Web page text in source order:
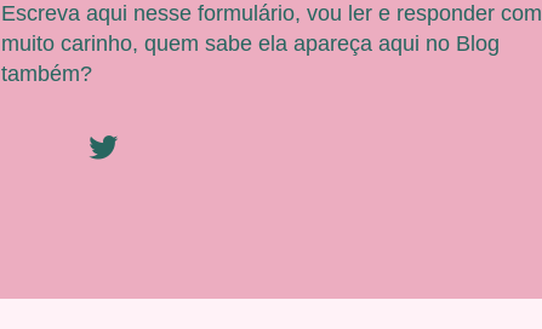
Escreva aqui nesse formulário, vou ler e responder com
muito carinho, quem sabe ela apareça aqui no Blog
também?